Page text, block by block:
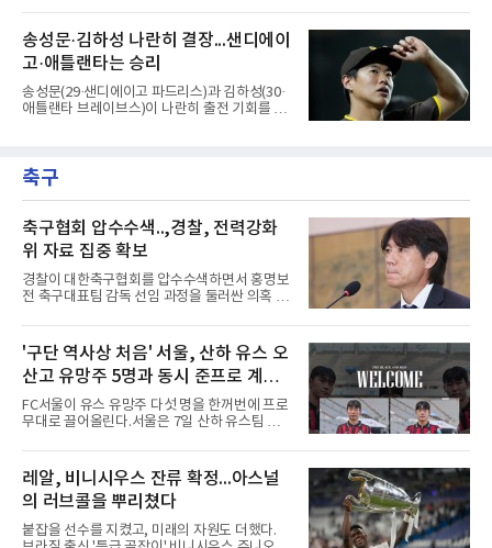
방망이로 존재감을 드러냈다. 지난달 퓨처스리
그 전체에서 가장 많은 20안타를 때
사평점에서 열린 'MLB 브렉퍼스트 클럽 시즌2'
미디어데이에서 김택연(두산 베어스)과 박영현
(kt wiz), 조병현(SSG 랜더스)을 지목했다. 그는
KBO리그에 구속과 신체 능력이 좋은 선수가 많
다며 세 이름을 꺼냈다.다만 조건을 달았다. 오승
환은 이들이 경기 운영 능력과 경험을 더 쌓으면
메이저리그 진출이 가능하다면서도, 지금보다
영현을 꼽으며 한국에서는 최고 대우를 받지만
미국은 다르다고 조언했다.
송성문·김하성 나란히 결장...샌디에이
고·애틀랜타는 승리
송성문(29·샌디에이고 파드리스)과 김하성(30·
애틀랜타 브레이브스)이 나란히 출전 기회를 잡
나서 1볼넷 1득점을 기록했으나 이날은 끝내 더
그아웃을 벗어나지 못했다. 시즌 성적은 55경기
다. 팀은 애리조나를 5-1로 꺾고 서부지구 2위와
1경기 차로 좁혔다.김하성의 상황은 더 어렵다.
애틀랜타 트루이스트 파크에서 열린 마이애미
말린스전에 나서지 못하며 3경기 연속 결장했
다. 지난 4일 부상자명단(IL)에서 해제돼 복귀했
지만 주전 경쟁에서 밀려난
축구
축구협회 압수수색..,경찰, 전력강화
위 자료 집중 확보
경찰이 대한축구협회를 압수수색하면서 홍명보
전 축구대표팀 감독 선임 과정을 둘러싼 의혹 규
비판이 홍 전 감독에게 집중됐지만 경찰의 시선
은 다른 곳을 향한다. 성적 부진과 별개로 선임
과정에 부당함이 있었는지가 수사의 본류다.7일
연합뉴스 취재를 종합하면 서울경찰청 광역수사
단 금융범죄수사대는 전날 축구협회 사무실 등
을 압수수색해 감독 선임 관련 자료를 다수 확보
했다. 특히 감독 후보를 검토해 이사회에 추천하
독을 1순위 후보로 정하고 검증한 과정, 이사회
의 최종 승인 경위를 살
'구단 역사상 처음' 서울, 산하 유스 오
산고 유망주 5명과 동시 준프로 계
약...ACL2 겨냥
FC서울이 유스 유망주 다섯 명을 한꺼번에 프로
무대로 끌어올린다.서울은 7일 산하 유스팀 서
다고 밝혔다. 한 번에 다섯 명과 계약한 것은 구
단 역사상 처음으로, 3학년 김강준·신지섭·이서
현·정현웅과 2학년 정하원이 대상이다.오산고의
성적이 배경이 됐다. 올 시즌 백운기 전국 고등학
교 축구대회와 코리아풋볼파크 U-18 챔피언스
컵, K리그 U-17 챔피언십을 잇달아 제패했다.시
레알, 비니시우스 잔류 확정...아스널
의 러브콜을 뿌리쳤다
붙잡을 선수를 지켰고, 미래의 자원도 더했다.